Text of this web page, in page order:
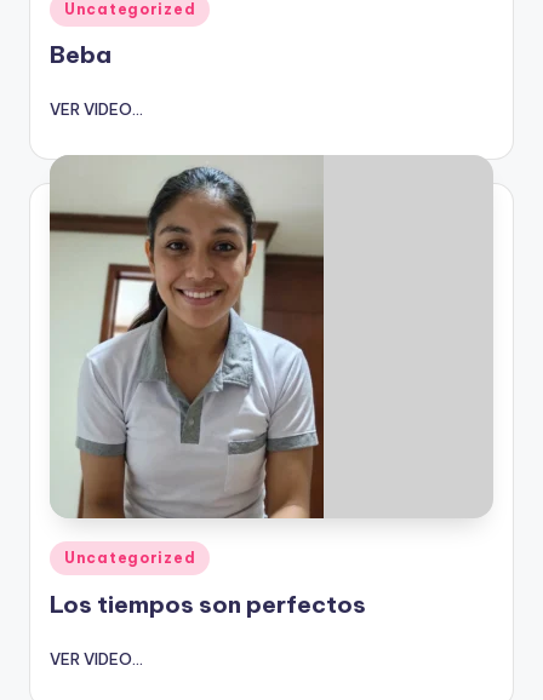
Publicado
en
Uncategorized
Beba
VER VIDEO...
Publicado
en
Uncategorized
Los tiempos son perfectos
VER VIDEO...